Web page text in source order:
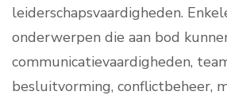
leiderschapsvaardigheden.
onderwerpen die aan bod
communicatievaardigheden,
besluitvorming, conflictbeheer,